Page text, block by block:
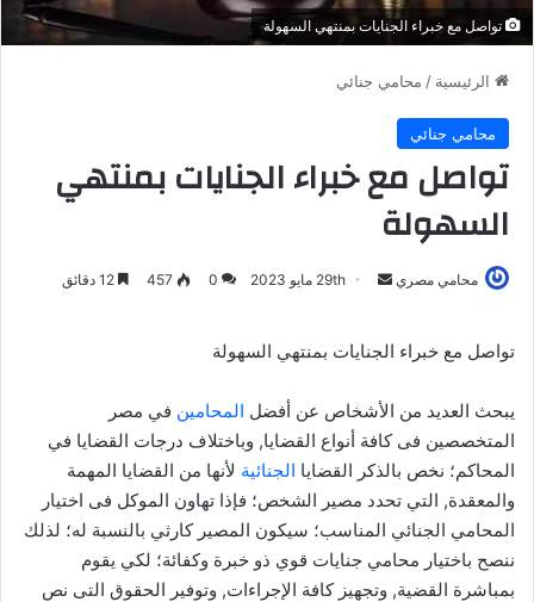
تواصل مع خبراء الجنايات بمنتهي السهولة
الرئيسية / محامي جنائي
محامي جنائي
تواصل مع خبراء الجنايات بمنتهي
السهولة
محامي مصري
أرسل 29th مايو 2023 0
457
تواصل مع خبراء الجنايات بمنتهي السهولة
يبحث العديد من الأشخاص عن أفضل المحامين في مصر
المتخصصين فى كافة أنواع القضايا, وباختلاف درجات القضايا في
المحاكم؛ نخص بالذكر القضايا الجنائية لأنها من القضايا المهمة
والمعقدة, التي تحدد مصير الشخص؛ فإذا تهاون الموكل فى اختيار
المحامي الجنائي المناسب؛ سيكون المصير كارثي بالنسبة له؛ لذلك
ننصح باختيار محامي جنايات قوي ذو خبرة وكفائة؛ لكي يقوم
بمباشرة القضية, وتجهيز كافة الإجراءات, وتوفير الحقوق التى نص